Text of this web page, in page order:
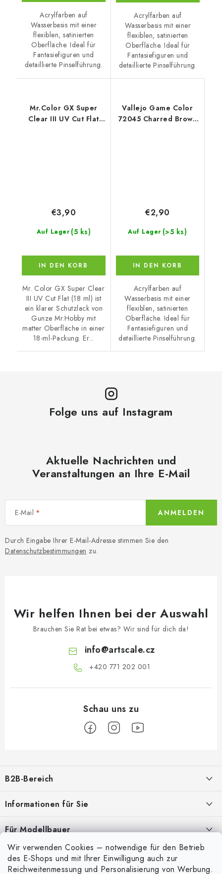
Wir verwenden Cookies – notwendige für den Betrieb
des E-Shops und mit Ihrer Einwilligung auch zur
Reichweitenmessung und Personalisierung von Werbung.
Acrylfarben auf
Wasserbasis mit einer
flexiblen, satinierten
Oberfläche. Ideal für
Fantasiefiguren und
detaillierte Pinselführung.
Acrylfarben auf
Wasserbasis mit einer
flexiblen, satinierten
Oberfläche. Ideal für
Fantasiefiguren und
detaillierte Pinselführung.
Mr.Color GX Super
Clear III UV Cut Flat
Auf Lager (5 ks)
€3,90
IN DEN KORB
Mr. Color GX Super Clear
III UV Cut Flat (18 ml) ist
ein klarer Schutzlack von
Gunze Mr.Hobby mit
matter Oberfläche in einer
18-ml-Packung. Er...
Vallejo Game Color
72045 Charred Brown
Auf Lager (>5 ks)
€2,90
IN DEN KORB
Acrylfarben auf
Wasserbasis mit einer
flexiblen, satinierten
Oberfläche. Ideal für
Fantasiefiguren und
detaillierte Pinselführung.
Folge uns auf Instagram
Aktuelle Nachrichten und
Veranstaltungen an Ihre E-Mail
E-Mail
Durch Eingabe Ihrer E-Mail-Adresse stimmen Sie den
Datenschutzbestimmungen zu.
ANMELDEN
Wir helfen Ihnen bei der Auswahl
Brauchen Sie Rat bei etwas? Wir sind für dich da!
info@artscale.cz
+420 771 202 001​
ß
z
e
l
B2B-Bereich
Geschäftspartner, die Bereitstellung geeigneter Dienstleistungen und
ANMELDUNG
Informationen für Sie
Meine Bestellung
Kontakte
Für Modellbauer
Modellfarben-Umrechner
Art Scale Modellbau-Glossar
Mein Konto